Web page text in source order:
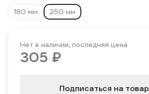
180 мм
250 мм
Нет в наличии, последняя цена
305 ₽
Подписаться на товар